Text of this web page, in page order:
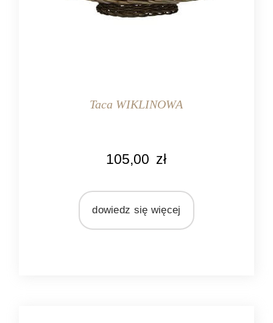
Taca WIKLINOWA
105,00 zł
dowiedz się więcej